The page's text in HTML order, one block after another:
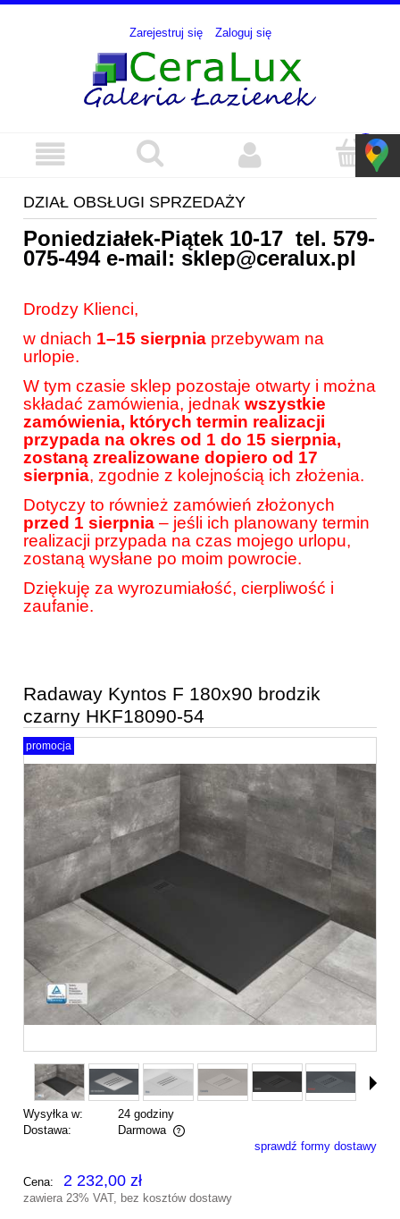
Zarejestruj się Zaloguj się
DZIAŁ OBSŁUGI SPRZEDAŻY
Poniedziałek-Piątek 10-17 tel. 579-
075-494e-mail: sklep@ceralux.pl
Drodzy Klienci,
w dniach 1–15 sierpnia przebywam na
urlopie.
W tym czasie sklep pozostaje otwarty i można
składać zamówienia, jednak wszystkie
zamówienia, których termin realizacji
przypada na okres od 1 do 15 sierpnia,
zostaną zrealizowane dopiero od 17
sierpnia, zgodnie z kolejnością ich złożenia.
Dotyczy to również zamówień złożonych
przed 1 sierpnia – jeśli ich planowany termin
realizacji przypada na czas mojego urlopu,
zostaną wysłane po moim powrocie.
Dziękuję za wyrozumiałość, cierpliwość i
zaufanie.
Radaway Kyntos F 180x90 brodzik
czarny HKF18090-54
promocja
Wysyłka w:
24 godziny
Dostawa:
Darmowa
Cena nie zawiera ewentualnych kosztów płatnościsprawdź formy dostawy
Cena: 2 232,00 zł
zawiera 23% VAT, bez kosztów dostawy